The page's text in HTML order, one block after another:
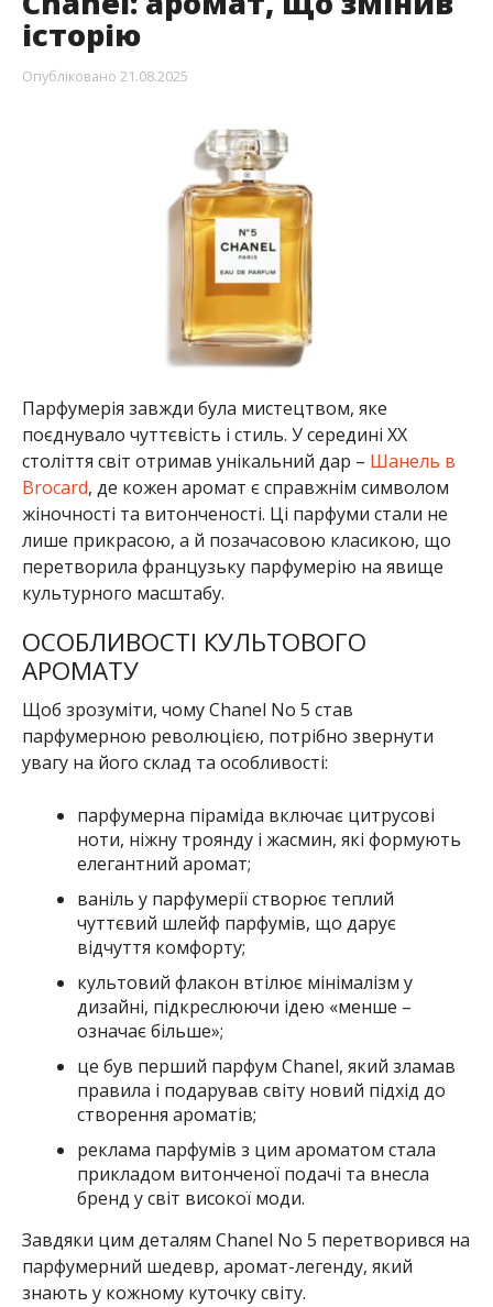
історію
Опубліковано 21.08.2025
Парфумерія завжди була мистецтвом, яке
поєднувало чуттєвість і стиль. У середині ХХ
століття світ отримав унікальний дар – Шанель в
Brocard, де кожен аромат є справжнім символом
жіночності та витонченості. Ці парфуми стали не
лише прикрасою, а й позачасовою класикою, що
перетворила французьку парфумерію на явище
культурного масштабу.
ОСОБЛИВОСТІ КУЛЬТОВОГО
АРОМАТУ
Щоб зрозуміти, чому Chanel No 5 став
парфумерною революцією, потрібно звернути
увагу на його склад та особливості:
парфумерна піраміда включає цитрусові
ноти, ніжну троянду і жасмин, які формують
елегантний аромат;
ваніль у парфумерії створює теплий
чуттєвий шлейф парфумів, що дарує
відчуття комфорту;
культовий флакон втілює мінімалізм у
дизайні, підкреслюючи ідею «менше –
означає більше»;
це був перший парфум Chanel, який зламав
правила і подарував світу новий підхід до
створення ароматів;
реклама парфумів з цим ароматом стала
прикладом витонченої подачі та внесла
бренд у світ високої моди.
Завдяки цим деталям Chanel No 5 перетворився на
парфумерний шедевр, аромат-легенду, який
знають у кожному куточку світу.